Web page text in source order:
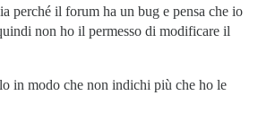
perché il forum ha un bug e pensa che io
non ho il permesso di modificare il
in modo che non indichi più che ho le